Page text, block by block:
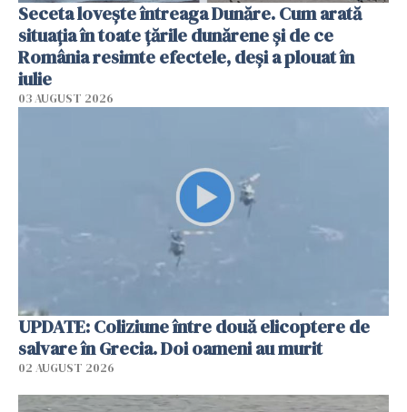
Seceta lovește întreaga Dunăre. Cum arată
situația în toate țările dunărene și de ce
România resimte efectele, deși a plouat în
iulie
03 AUGUST 2026
UPDATE: Coliziune între două elicoptere de
salvare în Grecia. Doi oameni au murit
02 AUGUST 2026